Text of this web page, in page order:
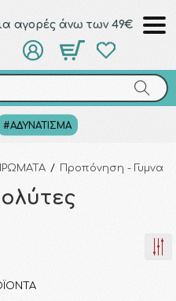
αγορές άνω των 49€
#ΑΔΥΝΑΤΙΣΜΑ
/ Προπόνηση -